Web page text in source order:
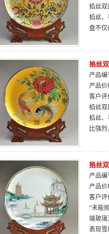
掐丝双
掐丝、
盘不仅
掐丝
产品编
产品价
客户评
掐丝双
掐丝、
比强
掐丝
产品编
产品价
客户评
“未能
端玻璃
表现雪